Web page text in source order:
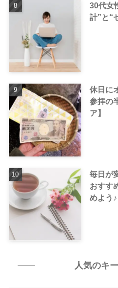
30代女
計”と“
休日に
参拝の
ア】
毎日が
おすす
めよう♪
人気のキ